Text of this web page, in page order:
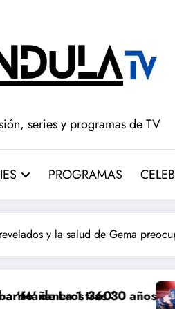
series y programas de TV
PROGRAMAS
y la salud de Gema
RTVE cambia su gran
‘Más que rivales’